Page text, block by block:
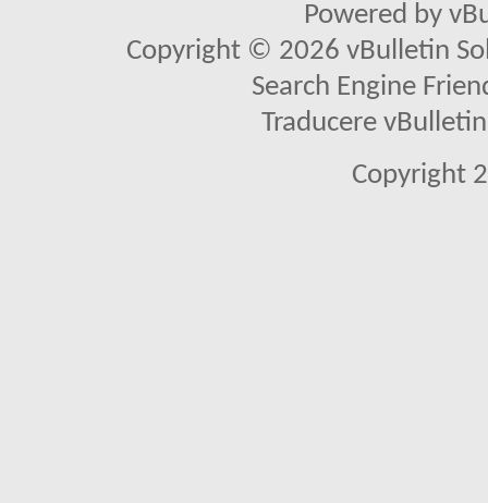
Powered by
Copyright © 2026 vBulletin
Search Engine
Traducere
Copyright